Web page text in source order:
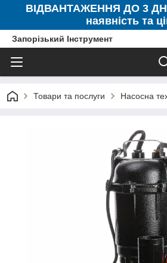
ВІДВАНТАЖЕННЯ ДО 3
наявність та
Запорізький Інструмент
Товари та послуги Насосна